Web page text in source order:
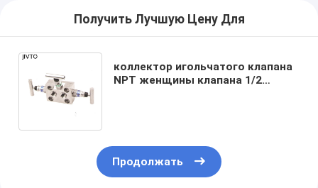
Получить Лучшую Цену Для
коллектор игольчатого клапана
NPT женщины клапана 1/2
Продолжать